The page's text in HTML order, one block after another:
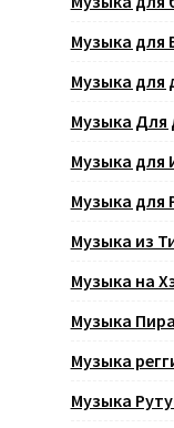
Музыка для
Музыка для
Музыка Для
Музыка для
Музыка для
Музыка из
Музыка на
Музыка
Музыка
Музыка